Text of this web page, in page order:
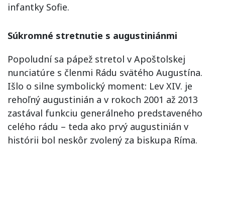
infantky Sofie.
Súkromné stretnutie s augustiniánmi
Popoludní sa pápež stretol v Apoštolskej
nunciatúre s členmi Rádu svätého Augustína.
Išlo o silne symbolický moment: Lev XIV. je
rehoľný augustinián a v rokoch 2001 až 2013
zastával funkciu generálneho predstaveného
celého rádu – teda ako prvý augustinián v
histórii bol neskôr zvolený za biskupa Ríma.